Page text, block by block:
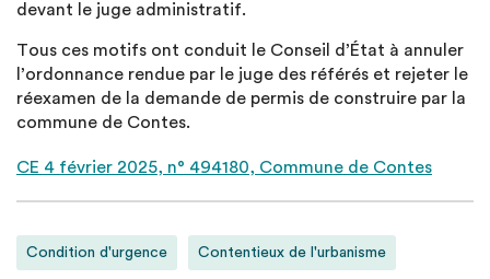
devant le juge administratif.
Tous ces motifs ont conduit le Conseil d’État à annuler
l’ordonnance rendue par le juge des référés et rejeter le
réexamen de la demande de permis de construire par la
commune de Contes.
CE 4 février 2025, n° 494180, Commune de Contes
Condition d'urgence Contentieux de l'urbanisme